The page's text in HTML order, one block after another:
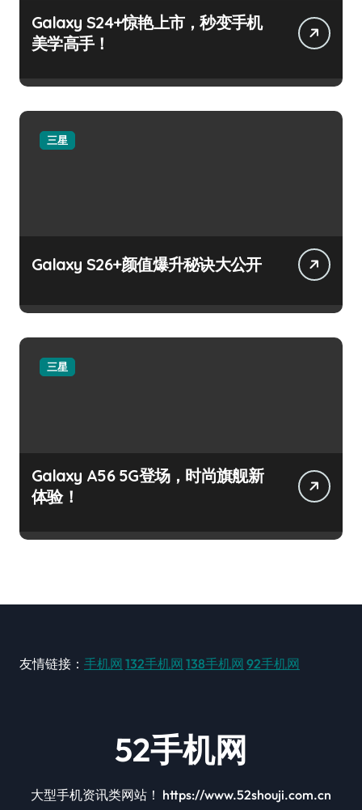
Galaxy S24+惊艳上市，秒变手机
美学高手！
三星
Galaxy S26+颜值爆升秘诀大公开
三星
Galaxy A56 5G登场，时尚旗舰新
体验！
友情链接： 手机网 132手机网 138手机网 92手机网
52手机网
大型手机资讯类网站！ https://www.52shouji.com.cn